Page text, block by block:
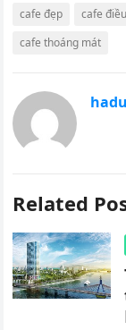
cafe đẹp cafe
cafe thoáng mát
Related